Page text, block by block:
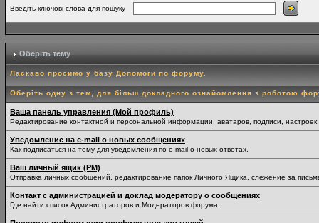
Введіть ключові слова для пошуку
Оберіть тему
Ласкаво просимо у базу Допомоги по форуму.
Оберіть одну з тем, для більш докладного ознайомлення з роботою
Ваша панель управления (Мой профиль)
Редактирование контактной и персональной информации, аватаров, подписи,
Уведомление на e-mail о новых сообщениях
Как подписаться на тему для уведомления по e-mail о новых ответах.
Ваш личный ящик (PM)
Отправка личных сообщений, редактирование папок Личного Ящика, слежение за
Контакт с администрацией и доклад модератору о сообщениях
Где найти список Администраторов и Модераторов форума.